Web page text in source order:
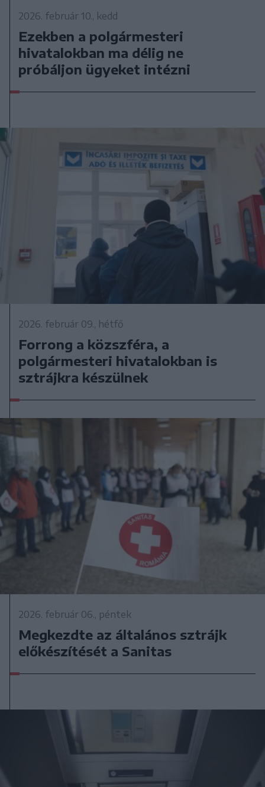
2026. február 10., kedd
Ezekben a polgármesteri
hivatalokban ma délig ne
próbáljon ügyeket intézni
2026. február 09., hétfő
Forrong a közszféra, a
polgármesteri hivatalokban is
sztrájkra készülnek
2026. február 06., péntek
Megkezdte az általános sztrájk
előkészítését a Sanitas